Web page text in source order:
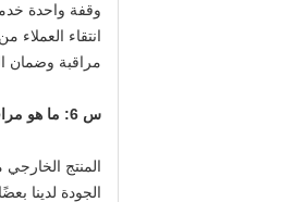
وقفة واحدة
انتقاء العملاء
مراقبة وضمان
س 6: ما هو مراقبة جودة المنتج الخاص بك:
المنتج
الجودة لدينا